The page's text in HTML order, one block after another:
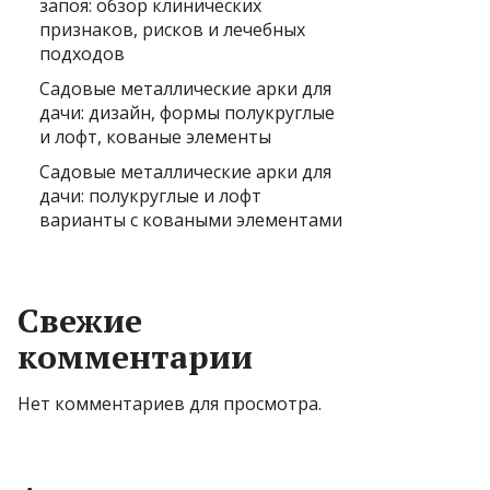
запоя: обзор клинических
признаков, рисков и лечебных
подходов
Садовые металлические арки для
дачи: дизайн, формы полукруглые
и лофт, кованые элементы
Садовые металлические арки для
дачи: полукруглые и лофт
варианты с коваными элементами
Свежие
комментарии
Нет комментариев для просмотра.